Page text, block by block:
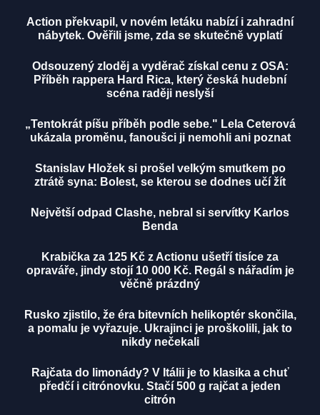
Action překvapil, v novém letáku nabízí i zahradní
nábytek. Ověřili jsme, zda se skutečně vyplatí
Odsouzený zloděj a vyděrač získal cenu z OSA:
Příběh rappera Hard Rica, který česká hudební
scéna raději neslyší
„Tentokrát píšu příběh podle sebe." Lela Ceterová
ukázala proměnu, fanoušci ji nemohli ani poznat
Stanislav Hložek si prošel velkým smutkem po
ztrátě syna: Bolest, se kterou se dodnes učí žít
Největší odpad Clashe, nebral si servítky Karlos
Benda
Krabička za 125 Kč z Actionu ušetří tisíce za
opraváře, jindy stojí 10 000 Kč. Regál s nářadím je
věčně prázdný
Rusko zjistilo, že éra bitevních helikoptér skončila,
a pomalu je vyřazuje. Ukrajinci je proškolili, jak to
nikdy nečekali
Rajčata do limonády? V Itálii je to klasika a chuť
předčí i citrónovku. Stačí 500 g rajčat a jeden
citrón